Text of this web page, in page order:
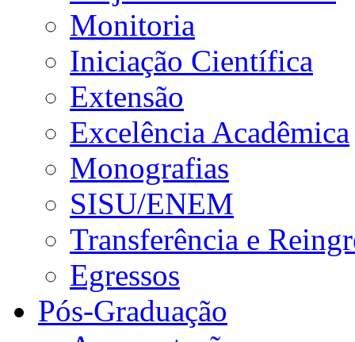
Monitoria
Iniciação Científica
Extensão
Excelência Acadêmica
Monografias
SISU/ENEM
Transferência e
Egressos
Pós-Graduação